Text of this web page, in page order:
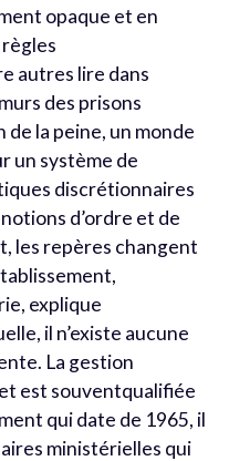
opaque et en
autres lire dans
des prisons
de la peine, un monde
un système de
discrétionnaires
d’ordre et de
les repères changent
explique
il n’existe aucune
La gestion
et est souventqualifiée
qui date de 1965, il
ministérielles qui